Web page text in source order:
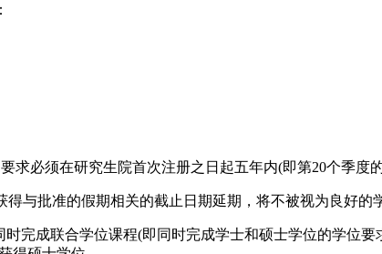
必须在研究生院首次注册之日起五年内(即第20个季度
批准的假期相关的截止日期延期，将不被视为良好的
成联合学位课程(即同时完成学士和硕士学位的学位要